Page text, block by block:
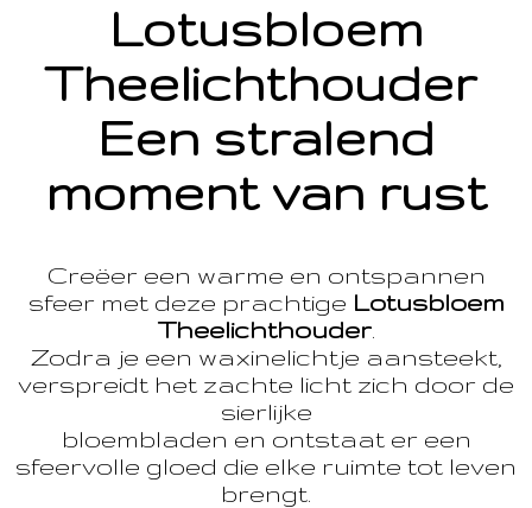
Lotusbloem
Theelichthouder
Een stralend
moment van rust
Creëer een warme en ontspannen
sfeer met deze prachtige Lotusbloem
Theelichthouder.
Zodra je een waxinelichtje aansteekt,
verspreidt het zachte licht zich door de
sierlijke
bloembladen en ontstaat er een
sfeervolle gloed die elke ruimte tot leven
brengt.